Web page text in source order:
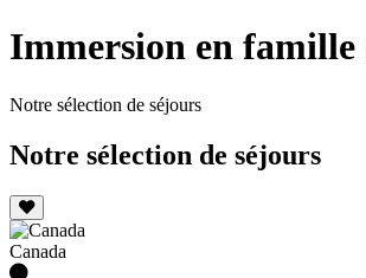
Immersion en
Notre sélection de séjours
Notre sélection de séjours
Canada